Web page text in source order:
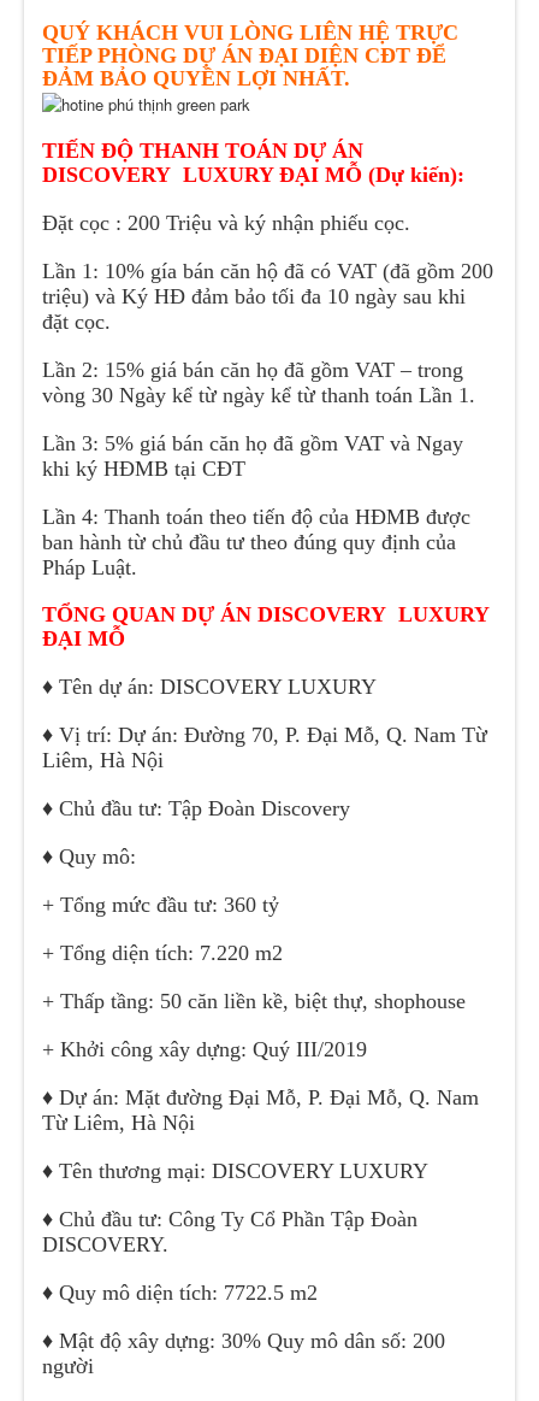
QUÝ KHÁCH VUI LÒNG LIÊN HỆ TRỰC
TIẾP PHÒNG DỰ ÁN ĐẠI DIỆN CĐT ĐỂ
ĐẢM BẢO QUYỀN LỢI NHẤT.
TIẾN ĐỘ THANH TOÁN DỰ ÁN
DISCOVERY LUXURY ĐẠI MỖ (Dự kiến):
Đặt cọc : 200 Triệu và ký nhận phiếu cọc.
Lần 1: 10% gía bán căn hộ đã có VAT (đã gồm 200
triệu) và Ký HĐ đảm bảo tối đa 10 ngày sau khi
đặt cọc.
Lần 2: 15% giá bán căn họ đã gồm VAT – trong
vòng 30 Ngày kể từ ngày kể từ thanh toán Lần 1.
Lần 3: 5% giá bán căn họ đã gồm VAT và Ngay
khi ký HĐMB tại CĐT
Lần 4: Thanh toán theo tiến độ của HĐMB được
ban hành từ chủ đầu tư theo đúng quy định của
Pháp Luật.
TỔNG QUAN DỰ ÁN DISCOVERY LUXURY
ĐẠI MỖ
♦Tên dự án: DISCOVERY LUXURY
♦Vị trí: Dự án: Đường 70, P. Đại Mỗ, Q. Nam Từ
Liêm, Hà Nội
♦Chủ đầu tư: Tập Đoàn Discovery
♦Quy mô:
+ Tổng mức đầu tư: 360 tỷ
+ Tổng diện tích: 7.220 m2
+ Thấp tầng: 50 căn liền kề, biệt thự, shophouse
+ Khởi công xây dựng: Quý III/2019
♦Dự án: Mặt đường Đại Mỗ, P. Đại Mỗ, Q. Nam
Từ Liêm, Hà Nội
♦Tên thương mại: DISCOVERY LUXURY
♦Chủ đầu tư: Công Ty Cổ Phần Tập Đoàn
DISCOVERY.
♦Quy mô diện tích: 7722.5 m2
♦Mật độ xây dựng: 30% Quy mô dân số: 200
người